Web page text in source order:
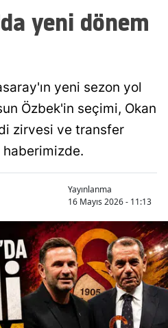
yeni dönem
yeni sezon yol
Özbek'in seçimi, Okan
zirvesi ve transfer
haberimizde.
Yayınlanma
16 Mayıs 2026 - 11:13